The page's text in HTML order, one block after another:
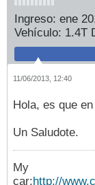
Ingreso: ene
Vehículo: 1.4T
11/06/2013, 12:40
Hola, es que
Un Saludote.
My
car:http://